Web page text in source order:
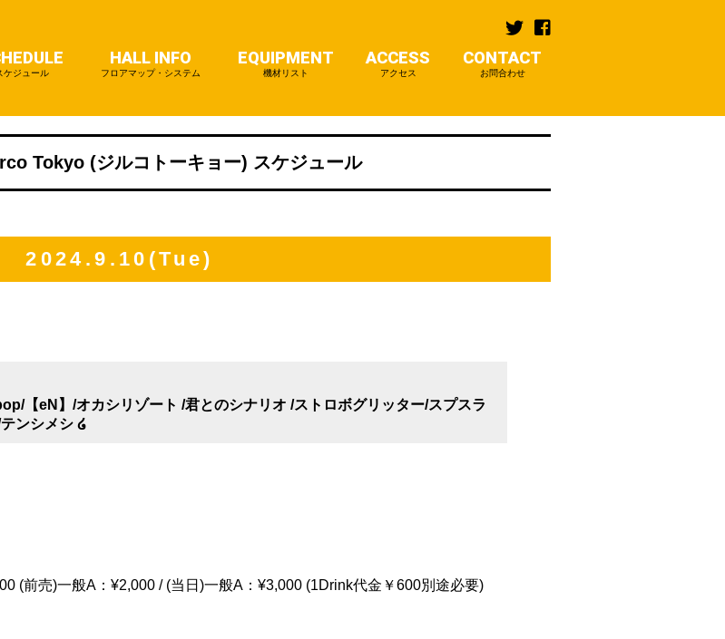
ケジュール
HALL INFO
フロアマップ・システム
EQUIPMENT
機材リスト
ACCESS
アクセス
CONTACT
お問合わせ
Tokyo (ジルコトーキョー) スケジュール
2024.9.10(Tue)
【eN】/オカシリゾート /君とのシナリオ /ストロボグリッター/スプスラ
ンシメシ ໒
(前売)一般A：¥2,000 / (当日)一般A：¥3,000 (1Drink代金￥600別途必要)